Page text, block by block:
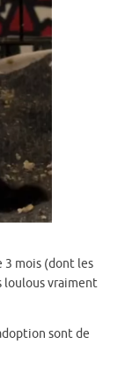
3 mois (dont les
loulous vraiment
sont de